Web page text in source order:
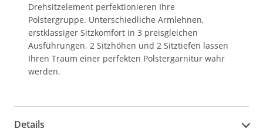
Drehsitzelement perfektionieren Ihre
Polstergruppe. Unterschiedliche Armlehnen,
erstklassiger Sitzkomfort in 3 preisgleichen
Ausführungen, 2 Sitzhöhen und 2 Sitztiefen lassen
Ihren Traum einer perfekten Polstergarnitur wahr
werden.
Details